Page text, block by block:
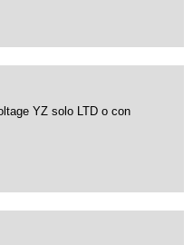
YZ solo LTD o con